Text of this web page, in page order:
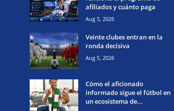
afiliados y cuánto paga
Aug 5, 2026
Veinte clubes entran en la
ronda decisiva
Aug 5, 2026
Cómo el aficionado
informado sigue el fútbol en
un ecosistema de...